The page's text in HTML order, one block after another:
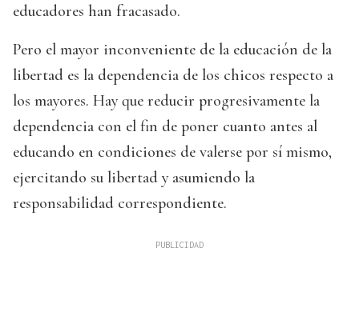
educadores han fracasado.
Pero el mayor inconveniente de la educación de la
libertad es la dependencia de los chicos respecto a
los mayores. Hay que reducir progresivamente la
dependencia con el fin de poner cuanto antes al
educando en condiciones de valerse por sí mismo,
ejercitando su libertad y asumiendo la
responsabilidad correspondiente.